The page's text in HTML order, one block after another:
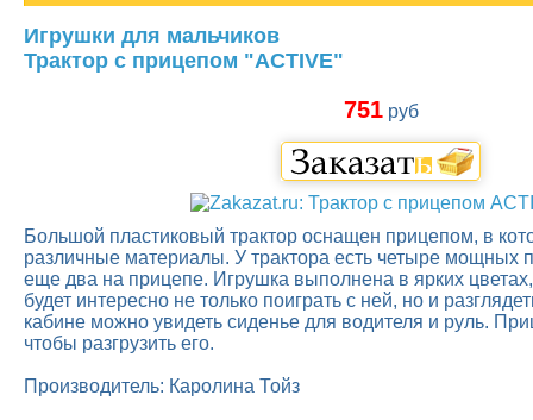
Игрушки для мальчиков
Трактор с прицепом "ACTIVE"
751руб
Большой пластиковый трактор оснащен прицепом, в
различные материалы. У трактора есть четыре мощных
еще два на прицепе. Игрушка выполнена в ярких
будет интересно не только поиграть с ней, но и
кабине можно увидеть сиденье для водителя и руль.
чтобы разгрузить его.
Производитель: Каролина Тойз